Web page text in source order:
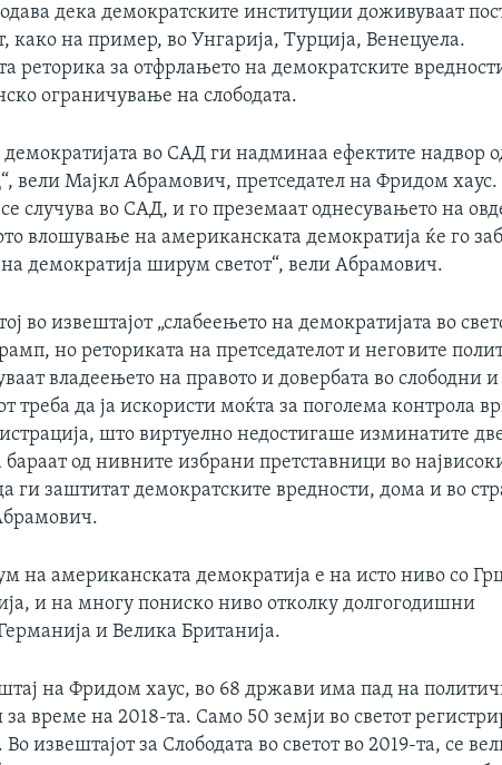
дека демократските институции доживуваат
како на пример, во Унгарија, Турција, Венецуела.
реторика за отфрлањето на демократските
ограничување на слободата.
во САД ги надминаа ефектите надвор
вели Мајкл Абрамович, претседател на Фридом хаус.
случува во САД, и го преземаат однесувањето на
влошување на американската демократија ќе го
демократија ширум светот“, вели Абрамович.
во извештајот „слабеењето на демократијата во
но реториката на претседателот и неговите
владеењето на правото и довербата во слободни
треба да ја искористи моќта за поголема контрола
што виртуелно недостигаше изминатите
од нивните избрани претставници во
ги заштитат демократските вредности, дома и во
на американската демократија е на исто ниво со
и на многу пониско ниво отколку долгогодишни
и Велика Британија.
на Фридом хаус, во 68 држави има пад на
за време на 2018-та. Само 50 земји во светот
извештајот за Слободата во светот во 2019-та, се